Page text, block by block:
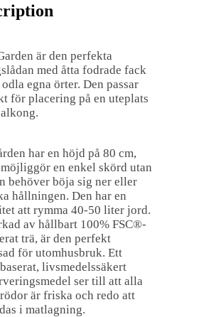
är den perfekta
med åtta fodrade fack
egna örter. Den passar
för placering på en uteplats
har en höjd på 80 cm,
en enkel skörd utan
behöver böja sig ner eller
hållningen. Den har en
att rymma 40-50 liter jord.
av hållbart 100% FSC®-
trä, är den perfekt
för utomhusbruk. Ett
livsmedelssäkert
ser till att alla
är friska och redo att
i matlagning.